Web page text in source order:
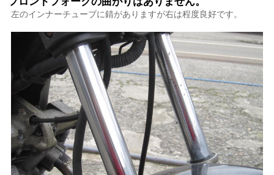
左のインナーチューブに錆がありますが右は程度良好です。